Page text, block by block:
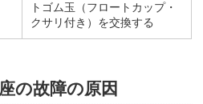
トゴム玉（フロートカップ・
クサリ付き）を交換する
の故障の原因